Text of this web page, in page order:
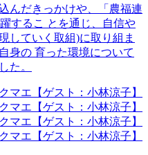
んだきっかけや、「農福連
するこ とを通じ、自信や
していく取組)に取り組ま
身の 育った環境について
た。
マエ【ゲスト：小林涼子】
マエ【ゲスト：小林涼子】
マエ【ゲスト：小林涼子】
マエ【ゲスト：小林涼子】